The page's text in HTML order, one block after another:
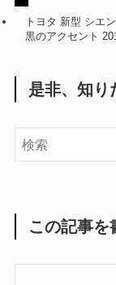
トヨタ 新型 シエ
黒のアクセント
是非、知り
この記事を